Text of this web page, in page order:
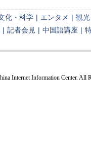
化・科学 | エンタメ | 観光
| 記者会見 | 中国語講座 |